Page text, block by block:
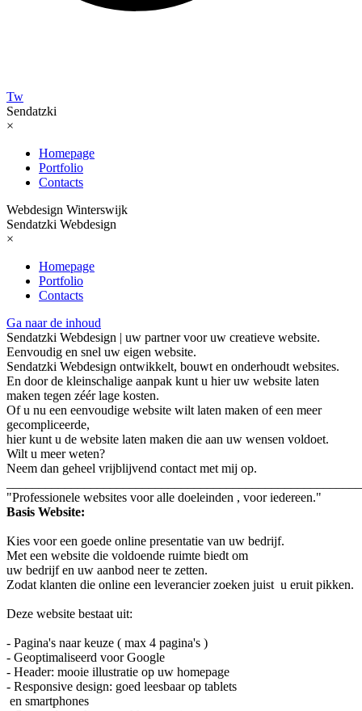
Tw
Sendatzki
×
Homepage
Portfolio
Contacts
Webdesign Winterswijk
Sendatzki Webdesign
×
Homepage
Portfolio
Contacts
Ga naar de inhoud
Sendatzki Webdesign | uw partner voor uw creatieve website.
Eenvoudig en snel uw eigen website.
Sendatzki Webdesign ontwikkelt, bouwt en onderhoudt websites.
En door de kleinschalige aanpak kunt u hier uw website laten
maken tegen zéér lage kosten.
Of u nu een eenvoudige website wilt laten maken of een meer
gecompliceerde,
hier kunt u de website laten maken die aan uw wensen voldoet.
Wilt u meer weten?
Neem dan geheel vrijblijvend contact met mij op.
"Professionele websites voor alle doeleinden , voor iedereen."
Basis Website:
Kies voor een goede online presentatie van uw bedrijf.
Met een website die voldoende ruimte biedt om
uw bedrijf en uw aanbod neer te zetten.
Zodat klanten die online een leverancier zoeken juist u eruit pikken.
Deze website bestaat uit:
- Pagina's naar keuze ( max 4 pagina's )
- Geoptimaliseerd voor Google
- Header: mooie illustratie op uw homepage
- Responsive design: goed leesbaar op tablets
en smartphones